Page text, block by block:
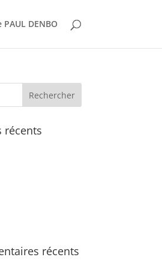
DENBO
récents
récents